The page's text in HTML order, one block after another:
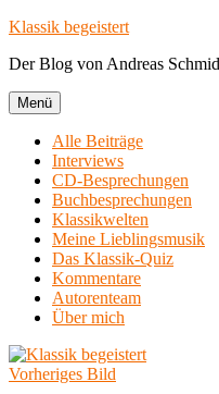
Zum
springen
Klassik begeistert
Der Blog von Andreas
Menü
Alle Beiträge
Interviews
CD-Besprechungen
Buchbesprechungen
Klassikwelten
Meine Lieblingsmusik
Das Klassik-Quiz
Kommentare
Autorenteam
Über mich
Vorheriges Bild